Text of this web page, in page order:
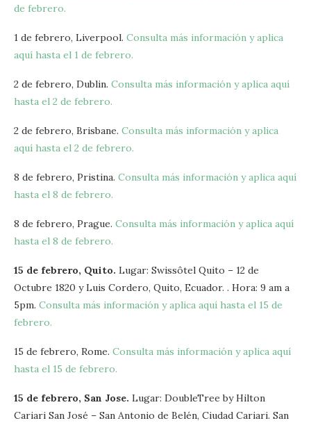
de febrero.
1 de febrero, Liverpool. Consulta más información y aplica
aquí hasta el 1 de febrero.
2 de febrero, Dublin. Consulta más información y aplica aquí
hasta el 2 de febrero.
2 de febrero, Brisbane. Consulta más información y aplica
aquí hasta el 2 de febrero.
8 de febrero, Pristina. Consulta más información y aplica aquí
hasta el 8 de febrero.
8 de febrero, Prague. Consulta más información y aplica aquí
hasta el 8 de febrero.
15 de febrero, Quito. Lugar: Swissôtel Quito – 12 de
Octubre 1820 y Luis Cordero, Quito, Ecuador. . Hora: 9 am a
5pm. Consulta más información y aplica aquí hasta el 15 de
febrero.
15 de febrero, Rome. Consulta más información y aplica aquí
hasta el 15 de febrero.
15 de febrero, San Jose. Lugar: DoubleTree by Hilton
Cariari San José – San Antonio de Belén, Ciudad Cariari. San